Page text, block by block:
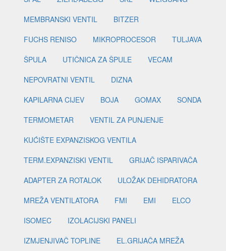
MEMBRANSKI VENTIL
BITZER
FUCHS RENISO
MIKROPROCESOR
TULJAVA
ŠPULA
UTIČNICA ZA ŠPULE
VECAM
NEPOVRATNI VENTIL
DIZNA
KAPILARNA CIJEV
BOJA GOMAX
SONDA
TERMOMETAR
VENTIL ZA PUNJENJE
KUĆIŠTE EXPANZISKOG VENTILA
TERM.EXPANZISKI VENTIL
GRIJAČ ISPARIVAČA
ADAPTER ZA ROTALOK
ULOŽAK DEHIDRATORA
MREŽA VENTILATORA
FMI EMI
ELCO
ISOMEC
IZOLACIJSKI PANELI
IZMJENJIVAČ TOPLINE
EL.GRIJAČA MREŽA